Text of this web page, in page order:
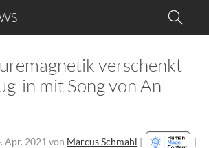
verschenkt
in mit Song von An
Apr. 2021 von Marcus Schmahl |
|